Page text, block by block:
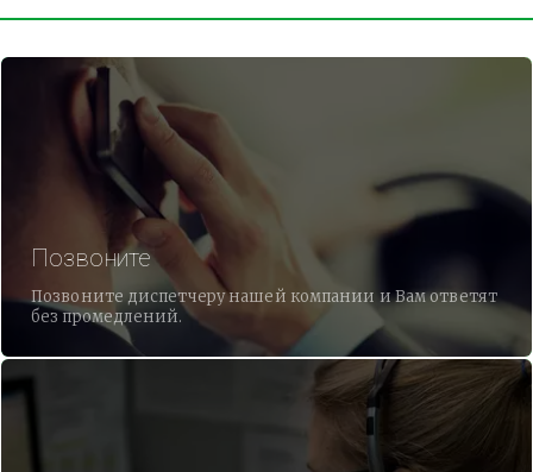
Позвоните
Позвоните диспетчеру нашей компании и Вам ответят
без промедлений.